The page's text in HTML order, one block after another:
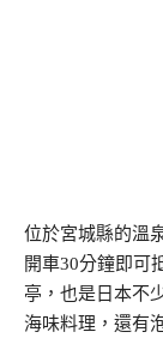
位於宮城縣的溫
開車30分鐘即可
亭，也是日本不
海味料理，還有